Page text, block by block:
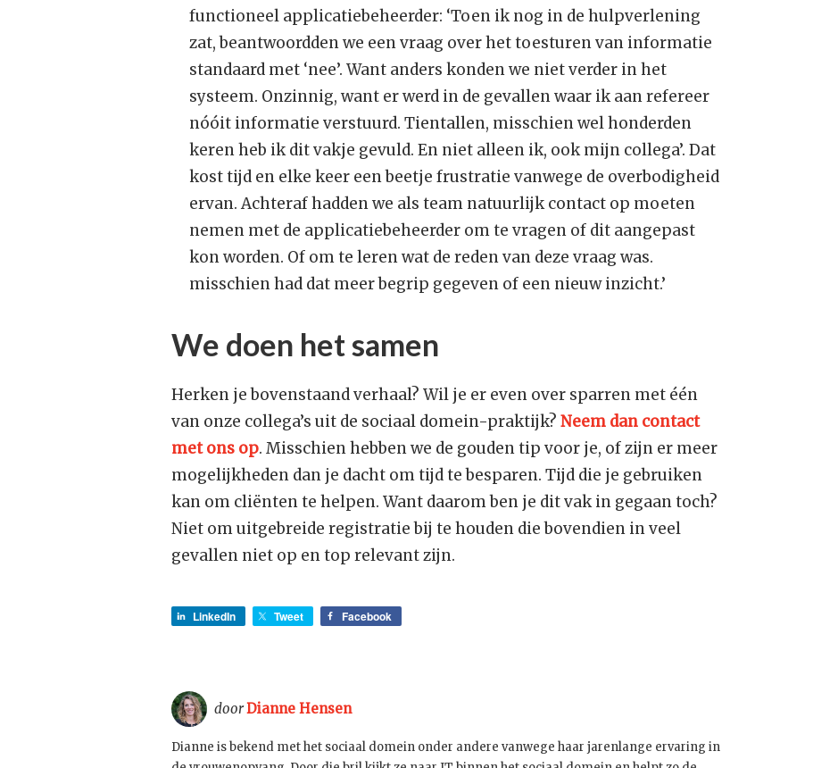
functioneel applicatiebeheerder: ‘Toen ik nog in de hulpverlening
zat, beantwoordden we een vraag over het toesturen van informatie
standaard met ‘nee’. Want anders konden we niet verder in het
systeem. Onzinnig, want er werd in de gevallen waar ik aan refereer
nóóit informatie verstuurd. Tientallen, misschien wel honderden
keren heb ik dit vakje gevuld. En niet alleen ik, ook mijn collega’. Dat
kost tijd en elke keer een beetje frustratie vanwege de overbodigheid
ervan. Achteraf hadden we als team natuurlijk contact op moeten
nemen met de applicatiebeheerder om te vragen of dit aangepast
kon worden. Of om te leren wat de reden van deze vraag was.
misschien had dat meer begrip gegeven of een nieuw inzicht.’
We doen het samen
Herken je bovenstaand verhaal? Wil je er even over sparren met één
van onze collega’s uit de sociaal domein-praktijk? Neem dan contact
met ons op. Misschien hebben we de gouden tip voor je, of zijn er meer
mogelijkheden dan je dacht om tijd te besparen. Tijd die je gebruiken
kan om cliënten te helpen. Want daarom ben je dit vak in gegaan toch?
Niet om uitgebreide registratie bij te houden die bovendien in veel
gevallen niet op en top relevant zijn.
LinkedIn Tweet Facebook
doorDianne Hensen
Dianne is bekend met het sociaal domein onder andere vanwege haar jarenlange ervaring in